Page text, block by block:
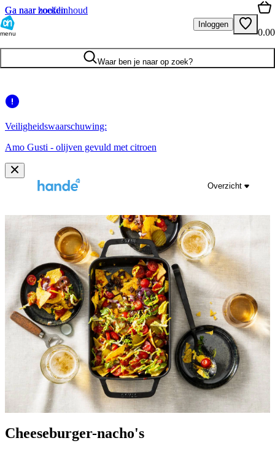
Ga naar hoofdinhoud
Ga naar zoeken
menu
Inloggen
0.00
Waar ben je naar op zoek?
Veiligheidswaarschuwing:
Amo Gusti - olijven gevuld met citroen
Overzicht
Cheeseburger-nacho's